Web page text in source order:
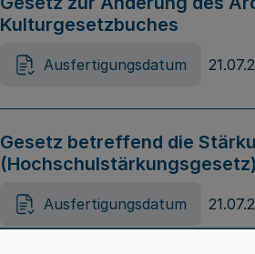
Kulturgesetzbuches
Ausfertigungsdatum
Gesetz betreffend die
(Hochschulstärkungsgesetz)
Ausfertigungsdatum